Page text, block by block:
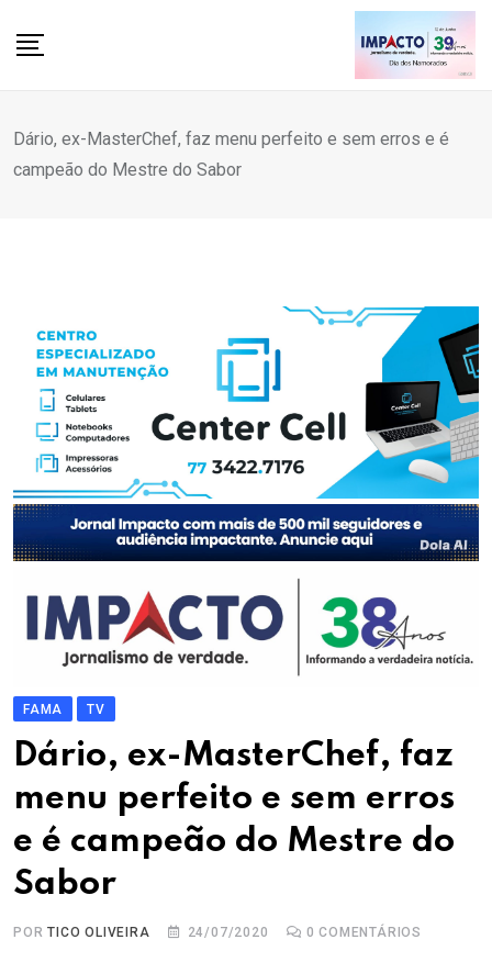
Dário, ex-MasterChef, faz menu perfeito e sem erros e é
campeão do Mestre do Sabor
FAMA TV
Dário, ex-MasterChef, faz
menu perfeito e sem erros
e é campeão do Mestre do
Sabor
PORTICO OLIVEIRA 24/07/2020 0 COMENTÁRIOS